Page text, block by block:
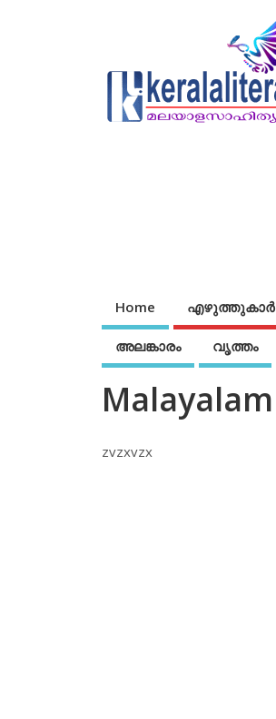
Home എഴുത്തുകാര്‍
അലങ്കാരം വൃത്തം
Malayalam
zvzxvzx